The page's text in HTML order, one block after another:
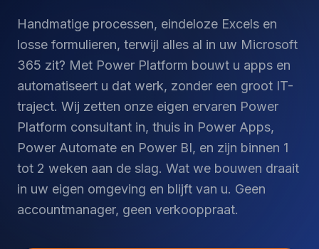
Handmatige processen, eindeloze Excels en
losse formulieren, terwijl alles al in uw Microsoft
365 zit? Met Power Platform bouwt u apps en
automatiseert u dat werk, zonder een groot IT-
traject. Wij zetten onze eigen ervaren Power
Platform consultant in, thuis in Power Apps,
Power Automate en Power BI, en zijn binnen 1
tot 2 weken aan de slag. Wat we bouwen draait
in uw eigen omgeving en blijft van u. Geen
accountmanager, geen verkooppraat.